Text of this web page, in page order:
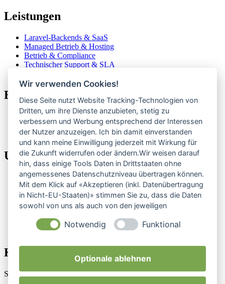
Leistungen
Laravel-Backends & SaaS
Managed Betrieb & Hosting
Betrieb & Compliance
Technischer Support & SLA
Eigene Produkte
ClubCoPilot
CompElo
Alle Produkte
Unternehmen
Über uns
Referenzen
Preise
Blog
Status
Kundenlogin
Kontakt
Schreib uns, wir antworten persönlich.
Wir verwenden Cookies!
Diese Seite nutzt Website Tracking-Technologien von
Dritten, um ihre Dienste anzubieten, stetig zu
verbessern und Werbung entsprechend der Interessen
der Nutzer anzuzeigen. Ich bin damit einverstanden
und kann meine Einwilligung jederzeit mit Wirkung für
die Zukunft widerrufen oder ändern.Wir weisen darauf
hin, dass einige Tools Daten in Drittstaaten ohne
angemessenes Datenschutzniveau übertragen können.
Mit dem Klick auf «Akzeptieren (inkl. Datenübertragung
in Nicht-EU-Staaten)» stimmen Sie zu, dass die Daten
sowohl von uns als auch von den jeweiligen
werden dürfen. Sie können Ihre Cookie-Einstellungen
Notwendig Funktional
Optionale ablehnen